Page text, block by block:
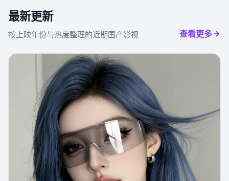
最新更新
按上映年份与热度整理的近期国产影视 查看更多